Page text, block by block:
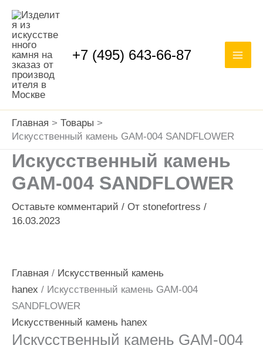
Перейти
содержимому
+7 (495) 643-66-87
Главная
Товары
Искусственный камень GAM-004 SANDFLOWER
Искусственный камень
GAM-004 SANDFLOWER
Оставьте комментарий / От stonefortress /
16.03.2023
Главная / Искусственный камень
hanex / Искусственный камень GAM-004
SANDFLOWER
Искусственный камень hanex
Искусственный камень GAM-004